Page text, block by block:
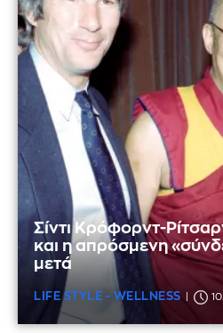
Σίντι Κρόφορντ-
και η απρόσμενη
μετά
LIFE STYLE - WELLNESS